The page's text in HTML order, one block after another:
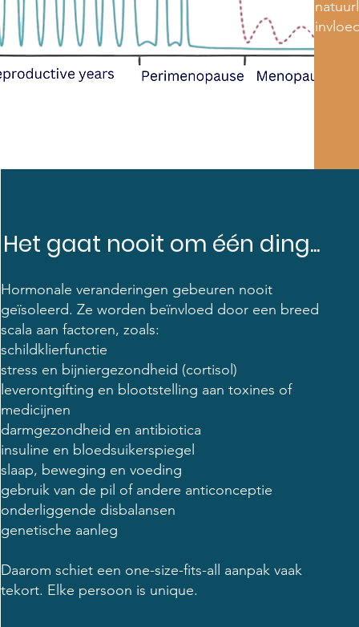
Het gaat nooit om één ding...
Hormonale veranderingen gebeuren nooit
geïsoleerd. Ze worden beïnvloed door een breed
scala aan factoren, zoals:
schildklierfunctie
stress en bijniergezondheid (cortisol)
leverontgifting en blootstelling aan toxines of
medicijnen
darmgezondheid en antibiotica
insuline en bloedsuikerspiegel
slaap, beweging en voeding
gebruik van de pil of andere anticonceptie
onderliggende disbalansen
genetische aanleg
Daarom schiet een one-size-fits-all aanpak vaak
tekort. Elke persoon is unique.